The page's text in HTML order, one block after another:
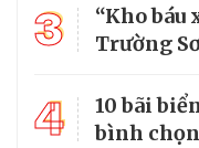
3
“Kho báu
Trường
4
10 bãi
bình